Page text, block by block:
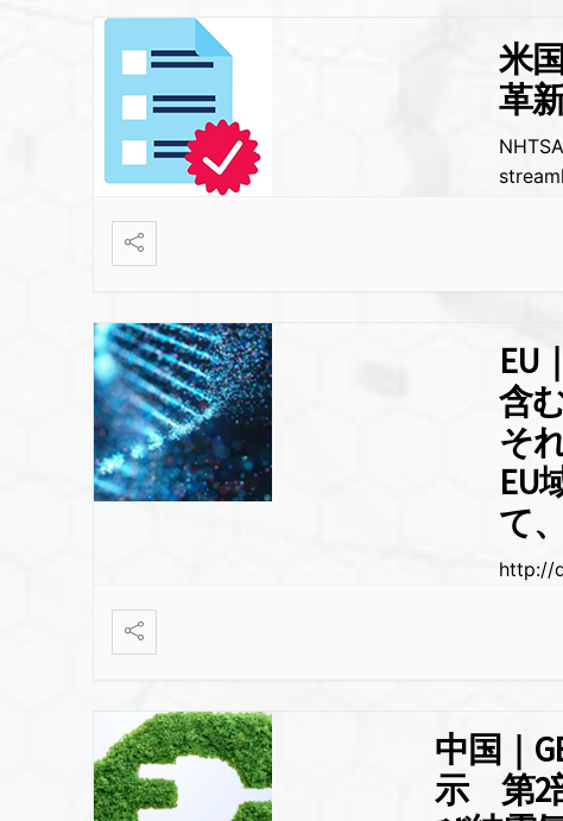
米
革
EU
含
そ
EU
て
http://
中国｜
示 第2